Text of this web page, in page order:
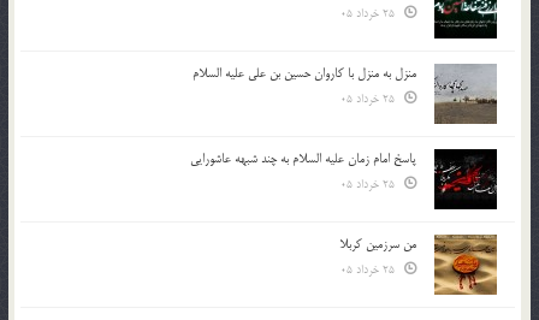
منزل به منزل با کاروان حسین بن علی علیه السلام
پاسخ امام زمان علیه السلام به چند شبهه عاشورایی
من سرزمین کربلا